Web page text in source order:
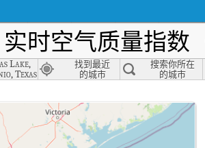
时空气质量指数（
Lake,
Texas
找到最近
的城市
搜索你所在
的城市
。